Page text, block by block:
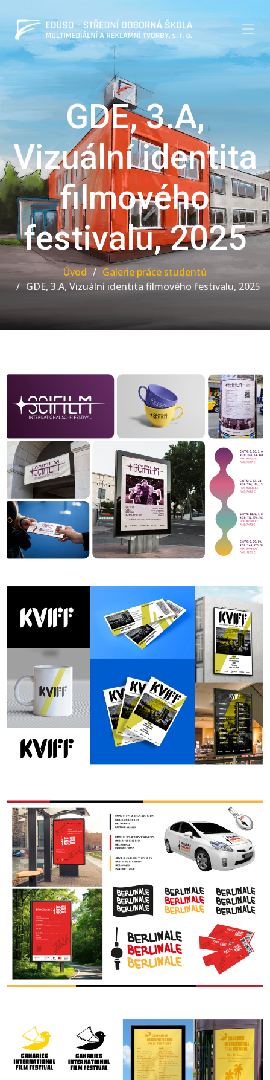
GDE, 3.A,
Vizuální identita
filmového
festivalu, 2025
Úvod
Galerie práce studentů
GDE, 3.A, Vizuální identita filmového festivalu, 2025